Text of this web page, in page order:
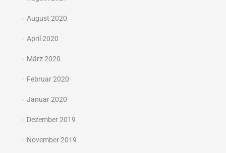
August 2020
April 2020
März 2020
Februar 2020
Januar 2020
Dezember 2019
November 2019